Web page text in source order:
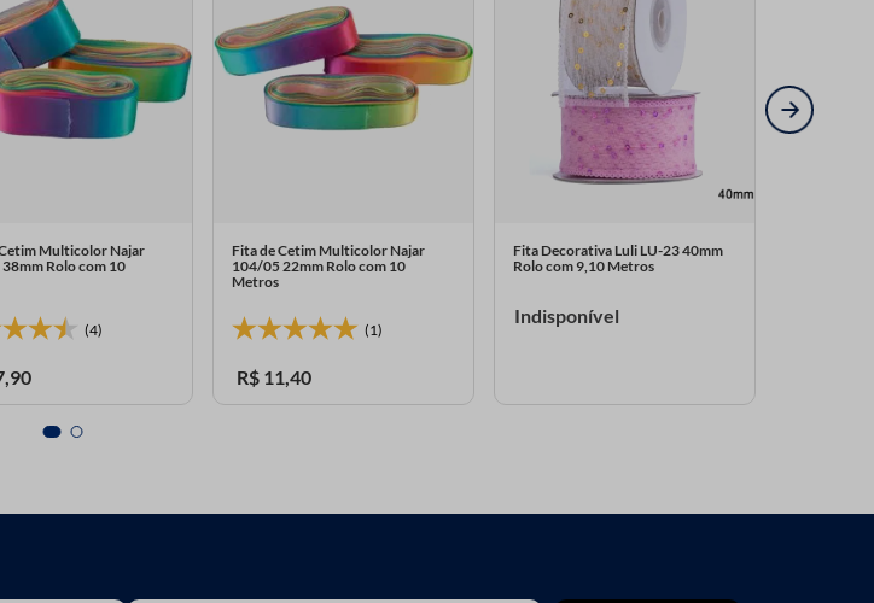
Multicolor Najar
Rolo com 10
(4)
,90
Fita de Cetim Multicolor Najar
104/05 22mm Rolo com 10
Metros
(1)
R$ 11,40
Fita Decorativa Luli LU-23 40mm
Rolo com 9,10 Metros
Indisponível